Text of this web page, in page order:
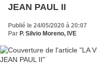
JEAN PAUL II
Publié le 24/05/2020 à 20:07
Par P. Silvio Moreno, IVE